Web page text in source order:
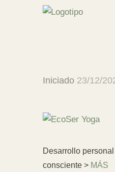
Iniciado 23/12/
Desarrollo
consciente > MÁS